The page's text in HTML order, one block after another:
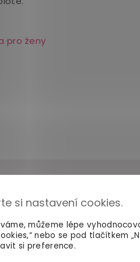
si nastavení cookies.
můžeme lépe
nebo se pod tlačítkem
si preference.
pro ženy
pro ženy, 4 ks
si tentoprodukt opravdu